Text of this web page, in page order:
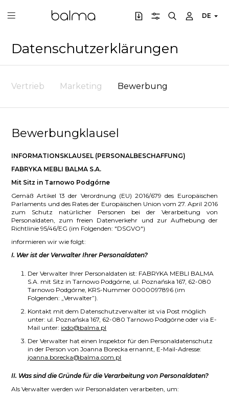
DE
Datenschutzerklärungen
Vertrieb Marketing Bewerbung
Bewerbungklausel
INFORMATIONSKLAUSEL (PERSONALBESCHAFFUNG)
FABRYKA MEBLI BALMA S.A.
Mit Sitz in Tarnowo Pod górne
Gemäß Artikel 13 der Verordnung (EU) 2016/679 des Europäischen
Parlaments und des Rates der Europäischen Union vom 27. April 2016
zum Schutz natürlicher Personen bei der Verarbeitung von
Personaldaten, zum freien Datenverkehr und zur Aufhebung der
Richtlinie 95/46/EG (im Folgenden: "DSGVO")
informieren wir wie folgt:
I. Wer ist der Verwalter Ihrer Personaldaten?
Der Verwalter Ihrer Personaldaten ist: FABRYKA MEBLI BALMA
S.A. mit Sitz in Tarnowo Podgórne, ul. Poznańska 167, 62-080
Tarnowo Podgórne, KRS-Nummer 0000097896 (im
Folgenden: „Verwalter”).
Kontakt mit dem Datenschutzverwalter ist via Post möglich
unter: ul. Poznańska 167, 62-080 Tarnowo Podgórne oder via E-
Mail unter: iodo@balma.pl
Der Verwalter hat einen Inspektor für den Personaldatenschutz
in der Person von Joanna Borecka ernannt, E-Mail-Adresse:
joanna.borecka@balma.com.pl
II. Was sind die Gründe für die Verarbeitung von Personaldaten?
Als Verwalter werden wir Personaldaten verarbeiten, um: